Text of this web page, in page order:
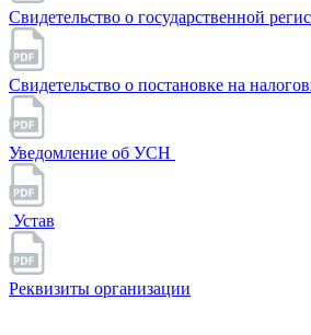
Свидетельство о государственной
Свидетельство о постановке на
Уведомление об УСН
Устав
Реквизиты организации